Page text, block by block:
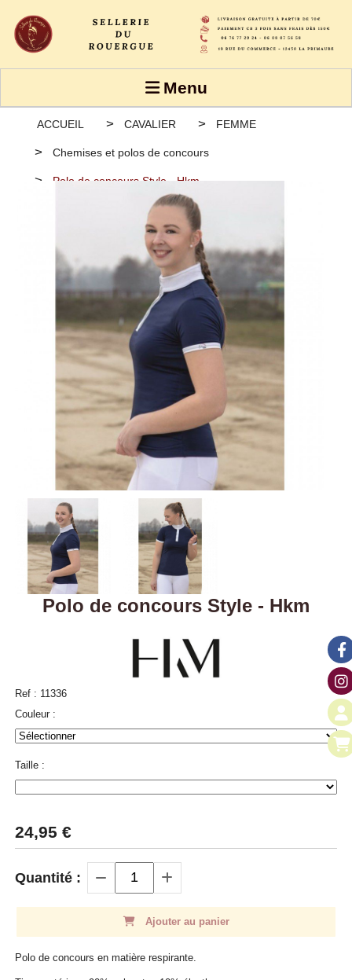
Menu
ACCUEIL CAVALIER FEMME
Chemises et polos de concours
Polo de concours Style - Hkm
Polo de concours Style - Hkm
Ref : 11336
Couleur :
Taille :
24,95 €
Quantité :
Ajouter au panier
Polo de concours en matière respirante.